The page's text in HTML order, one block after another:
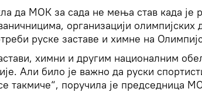
да МОК за сада не мења став када је
организацији олимпијских
руске заставе и химне на
химни и другим националним
Али било је важно да руски
такмиче“, поручила је председница